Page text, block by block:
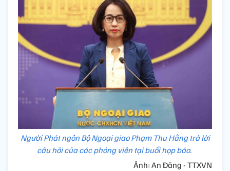
Người Phát ngôn Bộ Ngoại giao Phạm Thu Hằng trả lời
câu hỏi của các phóng viên tại buổi họp báo.
Ảnh: An Đăng - TTXVN